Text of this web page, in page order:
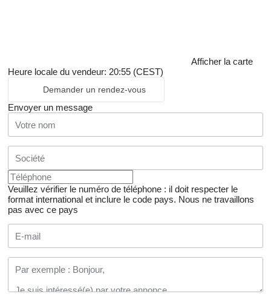
Afficher la carte
Heure locale du vendeur: 20:55 (CEST)
Demander un rendez-vous
Envoyer un message
Veuillez vérifier le numéro de téléphone : il doit respecter le
format international et inclure le code pays. Nous ne travaillons
pas avec ce pays